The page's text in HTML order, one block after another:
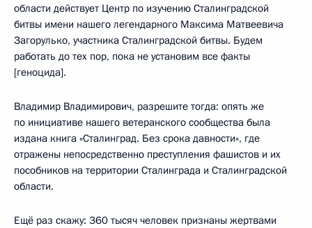
области действует Центр по изучению Сталинградской
битвы имени нашего легендарного Максима Матвеевича
Загорулько, участника Сталинградской битвы. Будем
работать до тех пор, пока не установим все факты
[геноцида].
Владимир Владимирович, разрешите тогда: опять же
по инициативе нашего ветеранского сообщества была
издана книга «Сталинград. Без срока давности», где
отражены непосредственно преступления фашистов и их
пособников на территории Сталинграда и Сталинградской
области.
Ещё раз скажу: 360 тысяч человек признаны жертвами